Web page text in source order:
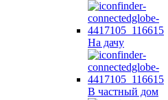
На дачу
В частный дом